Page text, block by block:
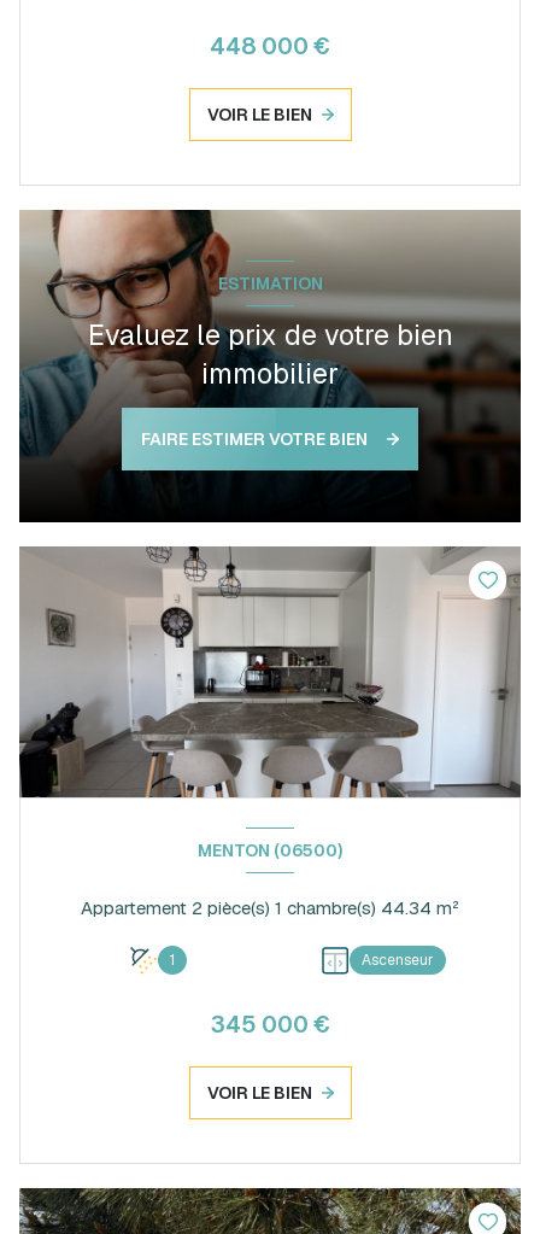
448 000 €
VOIR LE BIEN
ESTIMATION
Evaluez le prix de votre bien
immobilier
FAIRE ESTIMER VOTRE BIEN
MENTON (06500)
Appartement 2 pièce(s) 1 chambre(s) 44.34 m²
1 Ascenseur
345 000 €
VOIR LE BIEN